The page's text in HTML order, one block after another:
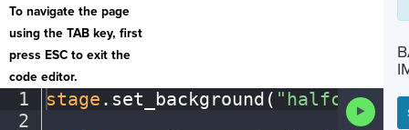
To navigate the page
using the TAB key, first
press ESC to exit the
code editor.
1
2
stage . set_background( "halfcourt" )
Code